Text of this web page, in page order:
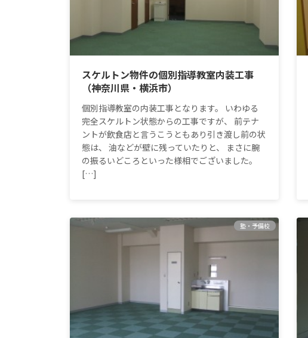
スケルトン物件の個別指導教室内装工事
（神奈川県・横浜市）
個別指導教室の内装工事となります。 いわゆる
完全スケルトン状態からの工事ですが、 前テナ
ントが飲食店と言うこうともあり引き渡し前の状
態は、 油などが壁に残っていたりと、 まさに腕
の振るいどころといった様相でございました。
[…]
塾・予備校